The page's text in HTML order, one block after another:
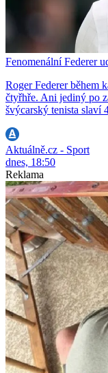
Fenomenální Federer
Roger Federer během
čtyřhře. Ani jediný po
švýcarský tenista slaví
Aktuálně.cz - Sport
dnes, 18:50
Reklama